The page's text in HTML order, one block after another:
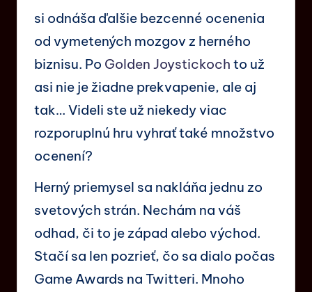
si odnáša ďalšie bezcenné ocenenia
od vymetených mozgov z herného
biznisu. Po Golden Joystickoch to už
asi nie je žiadne prekvapenie, ale aj
tak… Videli ste už niekedy viac
rozporuplnú hru vyhrať také množstvo
ocenení?
Herný priemysel sa nakláňa jednu zo
svetových strán. Nechám na váš
odhad, či to je západ alebo východ.
Stačí sa len pozrieť, čo sa dialo počas
Game Awards na Twitteri. Mnoho